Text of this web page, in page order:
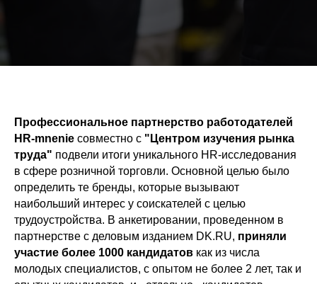
Профессиональное партнерство работодателей
HR-mnenie совместно с "Центром изучения рынка
труда" подвели итоги уникального HR-исследования
в сфере розничной торговли. Основной целью было
определить те бренды, которые вызывают
наибольший интерес у соискателей c целью
трудоустройства. В анкетировании, проведенном в
партнерстве с деловым изданием DK.RU, приняли
участие более 1000 кандидатов как из числа
молодых специалистов, с опытом не более 2 лет, так и